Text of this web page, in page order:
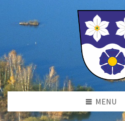
MENU